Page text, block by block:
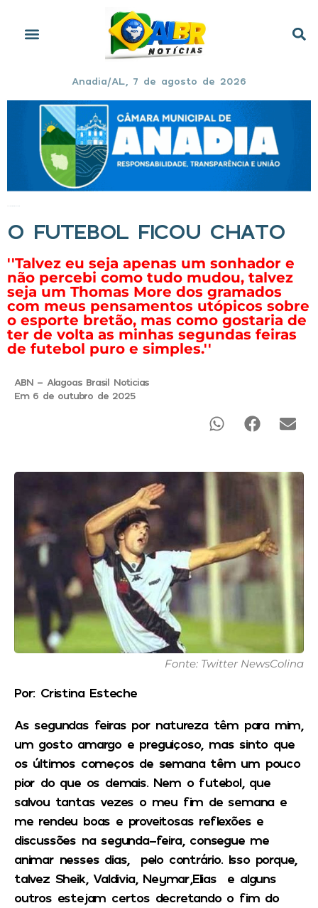
Anadia/AL, 7 de agosto de 2026
O FUTEBOL FICOU CHATO
''Talvez eu seja apenas um sonhador e
não percebi como tudo mudou, talvez
seja um Thomas More dos gramados
com meus pensamentos utópicos sobre
o esporte bretão, mas como gostaria de
ter de volta as minhas segundas feiras
de futebol puro e simples.''
ABN - Alagoas Brasil Noticias
Em 6 de outubro de 2025
Fonte: Twitter NewsColina
Por: Cristina Esteche
As segundas feiras por natureza têm para mim,
um gosto amargo e preguiçoso, mas sinto que
os últimos começos de semana têm um pouco
pior do que os demais. Nem o futebol, que
salvou tantas vezes o meu fim de semana e
me rendeu boas e proveitosas reflexões e
discussões na segunda-feira, consegue me
animar nesses dias, pelo contrário. Isso porque,
talvez Sheik, Valdivia, Neymar,Elias e alguns
outros estejam certos decretando o fim do